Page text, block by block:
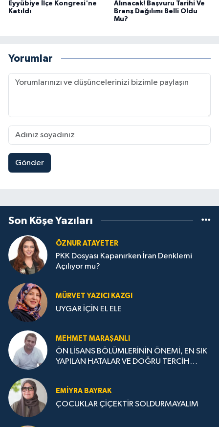
Eyyübiye İlçe Kongresi'ne
Katıldı
Alınacak! Başvuru Tarihi Ve
Branş Dağılımı Belli Oldu
Mu?
Yorumlar
Gönder
Son Köşe Yazıları
ÖZNUR ATAYETER
PKK Dosyası Kapanırken İran Denklemi
Açılıyor mu?
MÜRVET YAZICI KAZGI
UYGAR İÇİN EL ELE
MEHMET MARAŞANLI
ÖN LİSANS BÖLÜMLERİNİN ÖNEMİ, EN SIK
YAPILAN HATALAR VE DOĞRU TERCİH
EMIYRA BAYRAK
ÇOCUKLAR ÇİÇEKTİR SOLDURMAYALIM